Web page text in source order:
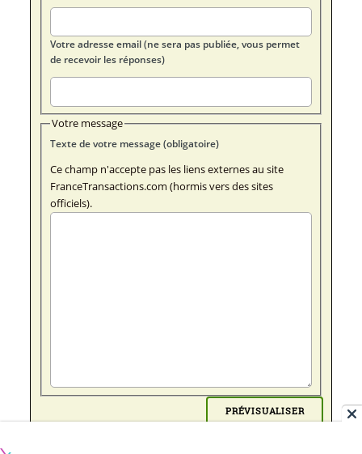
Votre adresse email (ne sera pas publiée, vous permet
de recevoir les réponses)
Votre message
Texte de votre message (obligatoire)
Ce champ n'accepte pas les liens externes au site
FranceTransactions.com (hormis vers des sites
officiels).